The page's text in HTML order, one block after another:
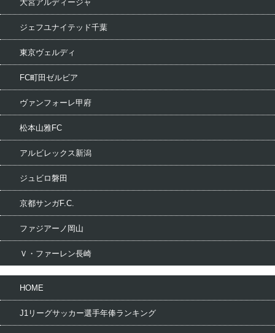
大宮アルディージャ
ジェフユナイテッド千葉
東京ヴェルディ
FC町田ゼルビア
ヴァンフォーレ甲府
松本山雅FC
アルビレックス新潟
ジュビロ磐田
京都サンガF.C.
ファジアーノ岡山
Ｖ・ファーレン長崎
HOME
J1リーグサッカー選手年俸ランキング